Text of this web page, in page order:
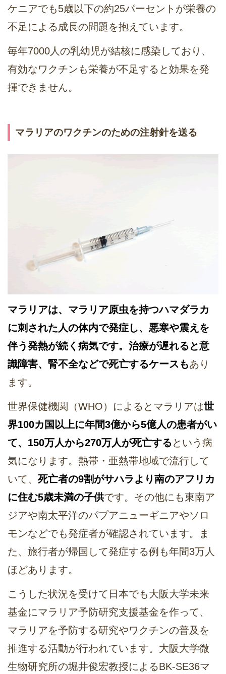
ケニアでも5歳以下の約25パーセントが栄養の
不足による成長の問題を抱えています。
毎年7000人の乳幼児が結核に感染しており、
有効なワクチンも栄養が不足すると効果を発
揮できません。
マラリアのワクチンのための注射針を送る
マラリアは、マラリア原虫を持つハマダラカ
に刺された人の体内で発症し、悪寒や震えを
伴う発熱が続く病気です。治療が遅れると意
識障害、腎不全などで死亡するケースもあり
ます。
世界保健機関（WHO）によるとマラリアは世
界100カ国以上に年間3億から5億人の患者がい
て、150万人から270万人が死亡するという病
気になります。熱帯・亜熱帯地域で流行して
いて、 死亡者の9割がサハラより南のアフリカ
に住む5歳未満の子供です。その他にも東南ア
ジアや南太平洋のパプアニューギニアやソロ
モンなどでも発症者が確認されています。ま
た、旅行者が帰国して発症する例も年間3万人
ほどあります。
こうした状況を受けて日本でも大阪大学未来
基金にマラリア予防研究支援基金を作って、
マラリアを予防する研究やワクチンの普及を
推進する活動が行われています。大阪大学微
生物研究所の堀井俊宏教授によるBK-SE36マ